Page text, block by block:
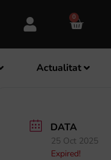
0
Actualitat
DATA
25 Oct 2025
Expired!